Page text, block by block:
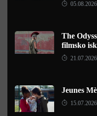
The
filmsko
Jeunes